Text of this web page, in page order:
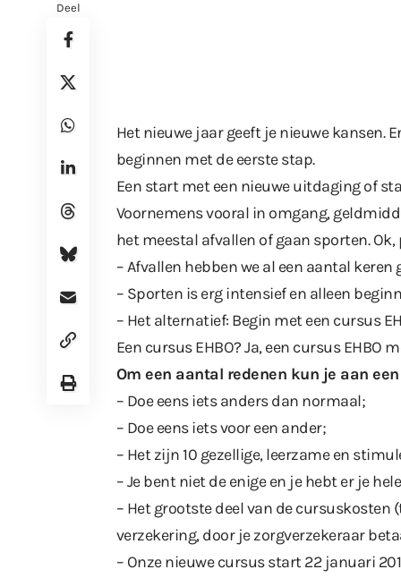
Deel
Het nieuwe jaar geeft je nieuwe kansen.
beginnen met de eerste stap.
Een start met een nieuwe uitdaging of
Voornemens vooral in omgang,
het meestal afvallen of gaan sporten.
– Afvallen hebben we al een aantal
– Sporten is erg intensief en alleen
– Het alternatief: Begin met een cursus
Een cursus EHBO? Ja, een cursus EHBO
Om een aantal redenen kun je aan
– Doe eens iets anders dan normaal;
– Doe eens iets voor een ander;
– Het zijn 10 gezellige, leerzame en
– Je bent niet de enige en je hebt er je
– Het grootste deel van de
verzekering, door je zorgverzekeraar
– Onze nieuwe cursus start 22 januari